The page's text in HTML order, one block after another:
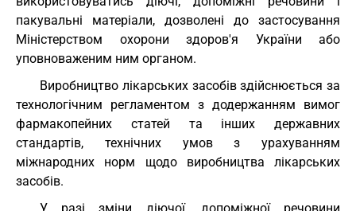
пакувальні матеріали, дозволені до застосування
Міністерством охорони здоров'я України або
уповноваженим ним органом.
Виробництво лікарських засобів здійснюється за
технологічним регламентом з додержанням вимог
фармакопейних статей та інших державних
стандартів, технічних умов з урахуванням
міжнародних норм щодо виробництва лікарських
засобів.